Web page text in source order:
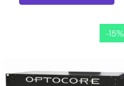
-15%